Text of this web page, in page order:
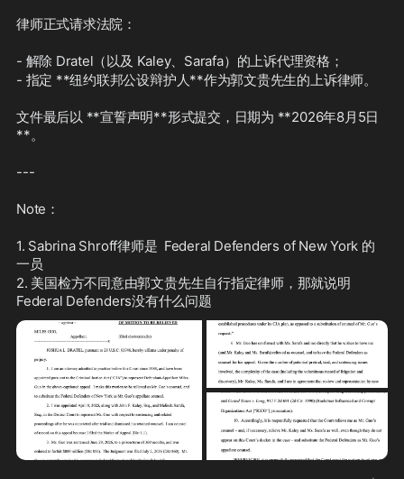
律师正式请求法院：
- 解除 Dratel（以及 Kaley、Sarafa）的上诉代理资格；
- 指定 **纽约联邦公设辩护人**作为郭文贵先生的上诉律师。
文件最后以 **宣誓声明**形式提交，日期为 **2026年8月5日
**。
---
Note：
1. Sabrina Shroff律师是  Federal Defenders of New York 的
一员
2. 美国检方不同意由郭文贵先生自行指定律师，那就说明
Federal Defenders没有什么问题